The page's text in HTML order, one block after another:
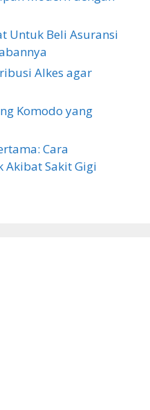
Untuk Beli Asuransi
Alkes agar
Komodo yang
Cara
Akibat Sakit Gigi